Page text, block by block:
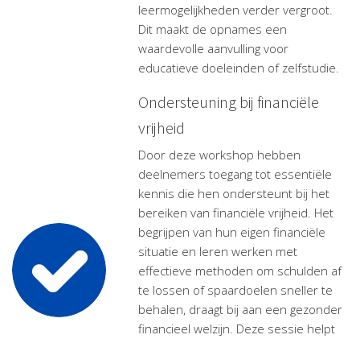
leermogelijkheden verder vergroot.
Dit maakt de opnames een
waardevolle aanvulling voor
educatieve doeleinden of zelfstudie.
Ondersteuning bij financiële
vrijheid
Door deze workshop hebben
deelnemers toegang tot essentiële
kennis die hen ondersteunt bij het
bereiken van financiële vrijheid. Het
begrijpen van hun eigen financiële
situatie en leren werken met
effectieve methoden om schulden af
te lossen of spaardoelen sneller te
behalen, draagt bij aan een gezonder
financieel welzijn. Deze sessie helpt